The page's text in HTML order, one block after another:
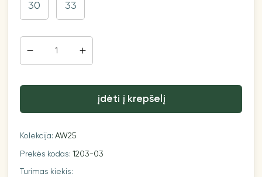
30 33
įdėti į krepšelį
Kolekcija:AW25
Prekės kodas:1203-03
Turimas kiekis: